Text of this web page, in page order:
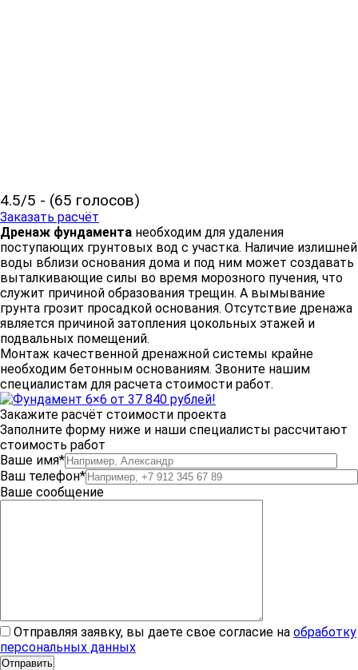
4.5/5 - (65 голосов)
Заказать расчёт
Дренаж фундамента необходим для удаления
поступающих грунтовых вод с участка. Наличие излишней
воды вблизи основания дома и под ним может создавать
выталкивающие силы во время морозного пучения, что
служит причиной образования трещин. А вымывание
грунта грозит просадкой основания. Отсутствие дренажа
является причиной затопления цокольных этажей и
подвальных помещений.
Монтаж качественной дренажной системы крайне
необходим бетонным основаниям. Звоните нашим
специалистам для расчета стоимости работ.
Закажите расчёт стоимости проекта
Заполните форму ниже и наши специалисты рассчитают
стоимость работ
Ваше имя*
Ваш телефон*
Ваше сообщение
Отправляя заявку, вы даете свое согласие на обработку
персональных данных